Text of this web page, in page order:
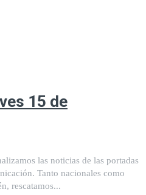
15 de
las noticias de las portadas
Tanto nacionales como
también, rescatamos...